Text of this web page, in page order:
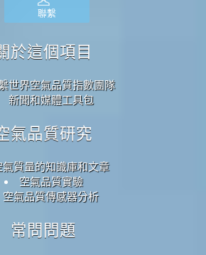
聯繫
於這個項目
世界空氣品質指數團隊
新聞和媒體工具包
氣品質研究
氣質量的知識庫和文章
空氣品質實驗
空氣品質傳感器分析
常問問題